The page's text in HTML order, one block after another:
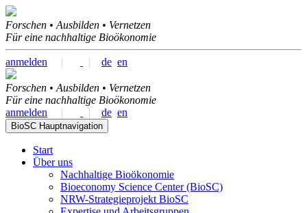
Forschen • Ausbilden • Vernetzen
Für eine nachhaltige Bioökonomie
anmelden | | de en
Forschen • Ausbilden • Vernetzen
Für eine nachhaltige Bioökonomie
anmelden
| | de en
BioSC Hauptnavigation
Start
Über uns
Nachhaltige Bioökonomie
Bioeconomy Science Center (BioSC)
NRW-Strategieprojekt BioSC